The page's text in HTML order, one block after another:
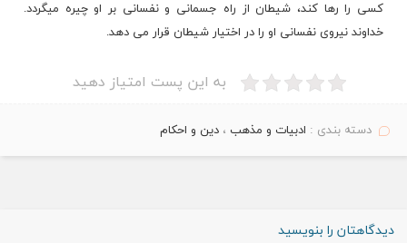
کسی را رها کند، شیطان از راه جسمانی و نفسانی بر او چیره میگردد.
خداوند نیروی نفسانی او را در اختیار شیطان قرار می دهد.
به این پست امتیاز دهید
دسته بندی : ادبیات و مذهب ،دین و احکام
دیدگاهتان را بنویسید